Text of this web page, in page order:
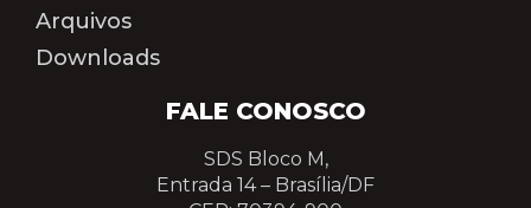
FALE CONOSCO
SDS Bloco M,
Entrada 14 – Brasília/DF
Arquivos
Downloads